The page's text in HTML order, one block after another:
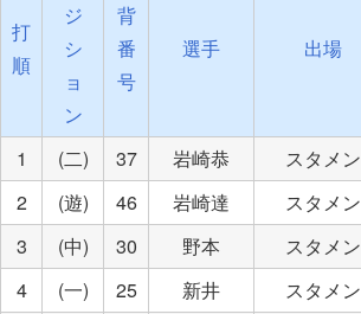
打
順
ジ
シ
ョ
ン
背
番
号
選手 出場
1 (二) 37 岩崎恭 スタメン
2
(遊) 46 岩崎達 スタメン
3
(中) 30 野本 スタメン
4
(一) 25 新井 スタメン